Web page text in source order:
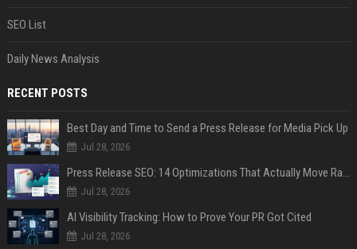
SEO List
Daily News Analysis
RECENT POSTS
Best Day and Time to Send a Press Release for Media Pick Up
Jul 28, 2026
Press Release SEO: 14 Optimizations That Actually Move Rankings
Jul 28, 2026
AI Visibility Tracking: How to Prove Your PR Got Cited
Jul 28, 2026